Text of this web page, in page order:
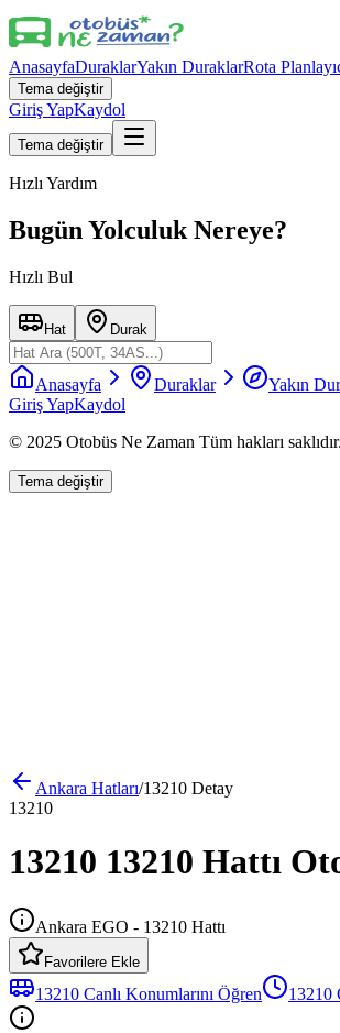
AnasayfaDuraklarYakın DuraklarRota
Tema değiştir
Giriş YapKaydol
Tema değiştir
Hızlı Yardım
Bugün Yolculuk Nereye?
Hızlı Bul
Hat Durak
Anasayfa Duraklar Yakın
Giriş YapKaydol
© 2025 Otobüs Ne Zaman Tüm hakları saklıdır.
Tema değiştir
Ankara Hatları/13210 Detay
13210
13210 13210 Hattı
Ankara EGO - 13210 Hattı
Favorilere Ekle
13210 Canlı Konumlarını Öğren 13210